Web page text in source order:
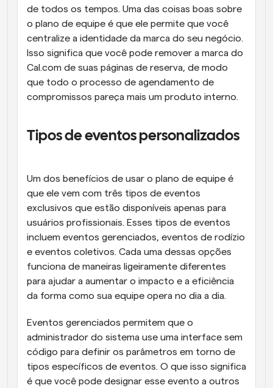
de todos os tempos. Uma das coisas boas sobre
o plano de equipe é que ele permite que você
centralize a identidade da marca do seu negócio.
Isso significa que você pode remover a marca do
Cal.com de suas páginas de reserva, de modo
que todo o processo de agendamento de
compromissos pareça mais um produto interno.
Tipos de eventos personalizados
Um dos benefícios de usar o plano de equipe é
que ele vem com três tipos de eventos
exclusivos que estão disponíveis apenas para
usuários profissionais. Esses tipos de eventos
incluem eventos gerenciados, eventos de rodízio
e eventos coletivos. Cada uma dessas opções
funciona de maneiras ligeiramente diferentes
para ajudar a aumentar o impacto e a eficiência
da forma como sua equipe opera no dia a dia.
Eventos gerenciados permitem que o
administrador do sistema use uma interface sem
código para definir os parâmetros em torno de
tipos específicos de eventos. O que isso significa
é que você pode designar esse evento a outros